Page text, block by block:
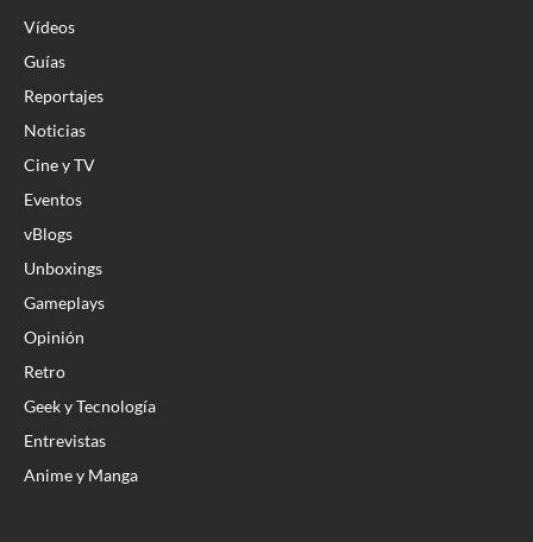
Vídeos
Guías
Reportajes
Noticias
Cine y TV
Eventos
vBlogs
Unboxings
Gameplays
Opinión
Retro
Geek y Tecnología
Entrevistas
Anime y Manga